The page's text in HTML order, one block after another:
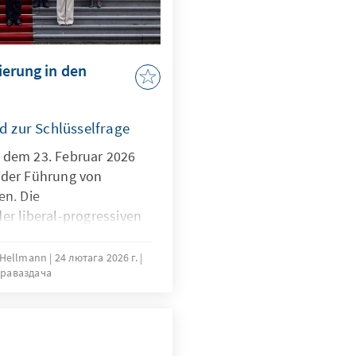
in den
zur Schlüsselfrage
23. Februar 2026
Führung von
Die
liberal-progressiven
(VVD) und
Democratisch
Mit ihrem
(„An die Arbeit“) ,
24 лютага 2026 г.